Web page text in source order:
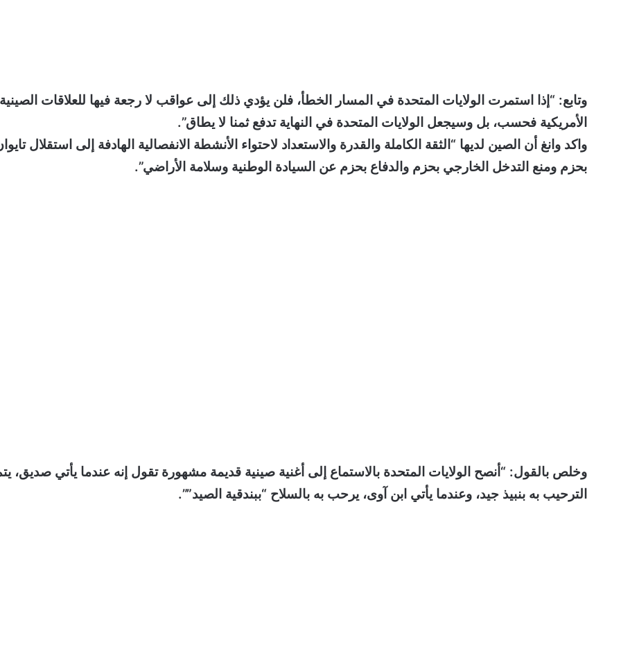
وتابع: “إذا استمرت الولايات المتحدة في المسار الخطأ، فلن يؤدي ذلك إلى عواقب لا رجعة فيها للعلاقات الصينية
الأمريكية فحسب، بل وسيجعل الولايات المتحدة في النهاية تدفع ثمنا لا يطاق”.
واكد وانغ أن الصين لديها “الثقة الكاملة والقدرة والاستعداد لاحتواء الأنشطة الانفصالية الهادفة إلى استقلال
بحزم ومنع التدخل الخارجي بحزم والدفاع بحزم عن السيادة الوطنية وسلامة الأراضي”.
وخلص بالقول: “أنصح الولايات المتحدة بالاستماع إلى أغنية صينية قديمة مشهورة تقول إنه عندما يأتي صديق،
الترحيب به بنبيذ جيد، وعندما يأتي ابن آوى، يرحب به بالسلاح “ببندقية الصيد””.